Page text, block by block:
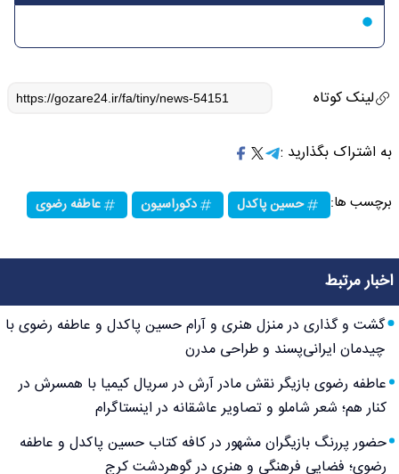
لینک کوتاه
به اشتراک بگذارید :
برچسب ها: حسین پاکدل دکوراسیون عاطفه رضوی
اخبار مرتبط
گشت و گذاری در منزل هنری و آرام حسین پاکدل و عاطفه رضوی با
چیدمان ایرانی‌پسند و طراحی مدرن
عاطفه رضوی بازیگر نقش مادر آرش در سریال کیمیا با همسرش در
کنار هم؛ شعر شاملو و تصاویر عاشقانه در اینستاگرام
حضور پررنگ بازیگران مشهور در کافه کتاب حسین پاکدل و عاطفه
رضوی؛ فضایی فرهنگی و هنری در گوهردشت کرج